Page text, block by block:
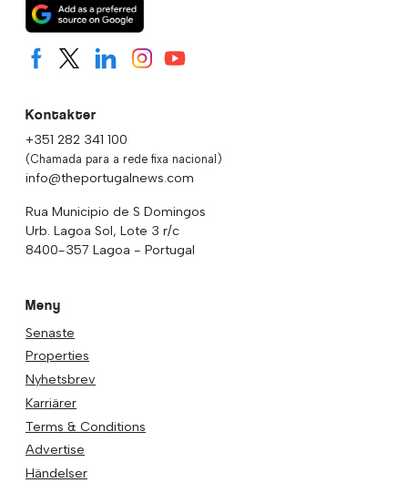
Kontakter
+351 282 341 100
(Chamada para a rede fixa nacional)
info@theportugalnews.com
Rua Municipio de S Domingos
Urb. Lagoa Sol, Lote 3 r/c
8400-357 Lagoa - Portugal
Meny
Senaste
Properties
Nyhetsbrev
Karriärer
Terms & Conditions
Advertise
Händelser